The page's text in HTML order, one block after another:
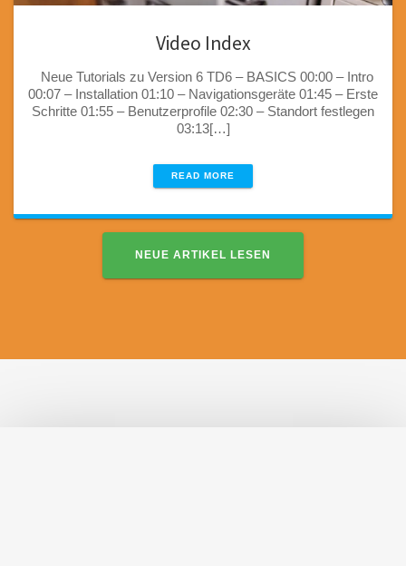
Video Index
Neue Tutorials zu Version 6 TD6 – BASICS 00:00 – Intro
00:07 – Installation 01:10 – Navigationsgeräte 01:45 – Erste
Schritte 01:55 – Benutzerprofile 02:30 – Standort festlegen
03:13[…]
READ MORE
NEUE ARTIKEL LESEN